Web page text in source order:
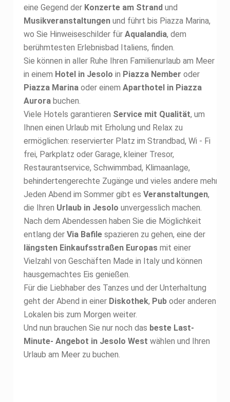
eine Gegend der Konzerte am Strand und
Musikveranstaltungenund führt bis Piazza Marina,
wo Sie Hinweiseschilder fürAqualandia, dem
berühmtesten Erlebnisbad Italiens, finden.
Sie können in aller Ruhe Ihren Familienurlaub am Meer
in einem Hotel in Jesolo in Piazza Nember oder
Piazza Marina oder einemAparthotel in Piazza
Aurora buchen.
Viele Hotels garantieren Service mit Qualität, um
Ihnen einen Urlaub mit Erholung und Relax zu
ermöglichen: reservierter Platz im Strandbad, Wi - Fi
frei, Parkplatz oder Garage, kleiner Tresor,
Restaurantservice, Schwimmbad, Klimaanlage,
behindertengerechte Zugänge und vieles andere mehr.
Jeden Abend im Sommer gibt esVeranstaltungen,
die Ihren Urlaub in Jesolo unvergesslich machen.
Nach dem Abendessen haben Sie die Möglichkeit
entlang derVia Bafile spazieren zu gehen, eine der
längsten Einkaufsstraßen Europas mit einer
Vielzahl von Geschäften Made in Italy und können
hausgemachtes Eis genießen.
Für die Liebhaber des Tanzes und der Unterhaltung
geht der Abend in einer Diskothek, Puboder anderen
Lokalen bis zum Morgen weiter.
Und nun brauchen Sie nur noch das beste Last-
Minute- Angebot in Jesolo Westwählen und Ihren
Urlaub am Meer zu buchen.